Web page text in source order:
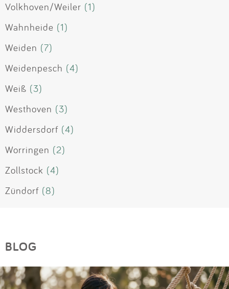
Volkhoven/Weiler (1)
Wahnheide (1)
Weiden (7)
Weidenpesch (4)
Weiß (3)
Westhoven (3)
Widdersdorf (4)
Worringen (2)
Zollstock (4)
Zündorf (8)
BLOG